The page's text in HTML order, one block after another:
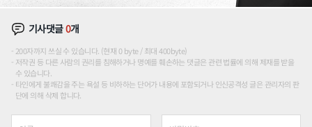
기사댓글0개
200자까지 쓰실 수 있습니다. (현재 0 byte / 최대 400byte)
저작권 등 다른 사람의 권리를 침해하거나 명예를 훼손하는 댓글은 관련 법률에 의해 제재를 받을
수 있습니다.
타인에게 불쾌감을 주는 욕설 등 비하하는 단어가 내용에 포함되거나 인신공격성 글은 관리자의 판
단에 의해 삭제 합니다.